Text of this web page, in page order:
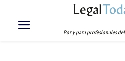
Legal
Por y para profesionales